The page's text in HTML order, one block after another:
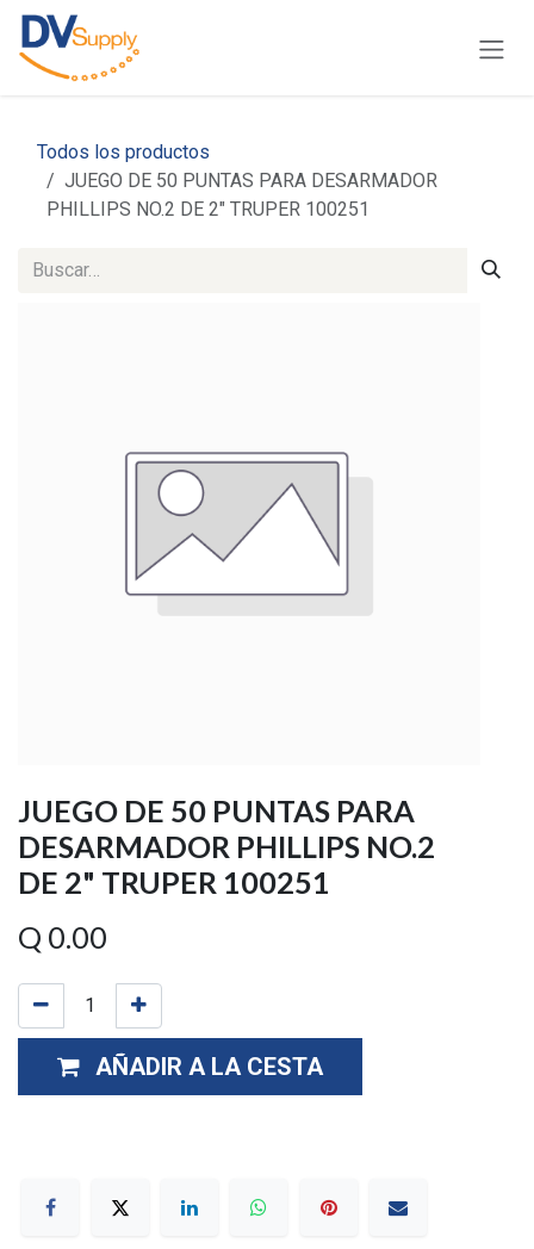
Ir al contenido
Todos los productos
JUEGO DE 50 PUNTAS PARA DESARMADOR
PHILLIPS NO.2 DE 2" TRUPER 100251
JUEGO DE 50 PUNTAS PARA
DESARMADOR PHILLIPS NO.2
DE 2" TRUPER 100251
Q 0.00
AÑADIR A LA CESTA